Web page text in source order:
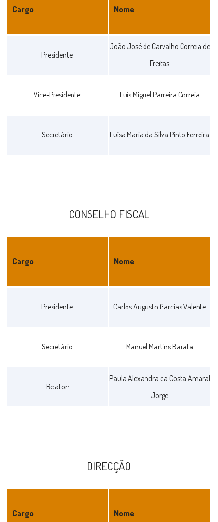
Cargo Nome
Presidente:
João José de Carvalho Correia de
Freitas
Vice-Presidente: Luís Miguel Parreira Correia
Secretário: Luísa Maria da Silva Pinto Ferreira
CONSELHO FISCAL
Cargo Nome
Presidente: Carlos Augusto Garcias Valente
Secretário: Manuel Martins Barata
Relator:
Paula Alexandra da Costa Amaral
Jorge
DIRECÇÂO
Cargo Nome